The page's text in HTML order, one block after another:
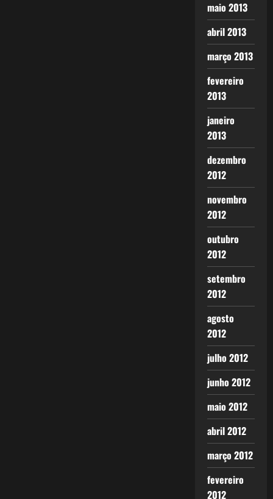
maio 2013
abril 2013
março 2013
fevereiro
2013
janeiro
2013
dezembro
2012
novembro
2012
outubro
2012
setembro
2012
agosto
2012
julho 2012
junho 2012
maio 2012
abril 2012
março 2012
fevereiro
2012